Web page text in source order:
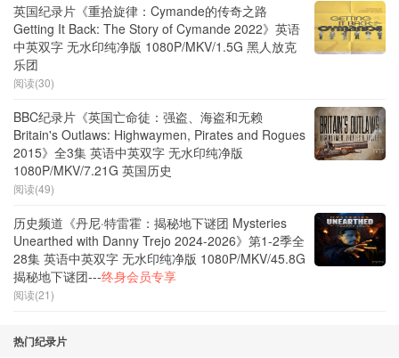
英国纪录片《重拾旋律：Cymande的传奇之路
Getting It Back: The Story of Cymande 2022》英语
中英双字 无水印纯净版 1080P/MKV/1.5G 黑人放克
乐团
阅读(30)
BBC纪录片《英国亡命徒：强盗、海盗和无赖
Britain's Outlaws: Highwaymen, Pirates and Rogues
2015》全3集 英语中英双字 无水印纯净版
1080P/MKV/7.21G 英国历史
阅读(49)
历史频道《丹尼·特雷霍：揭秘地下谜团 Mysteries
Unearthed with Danny Trejo 2024-2026》第1-2季全
28集 英语中英双字 无水印纯净版 1080P/MKV/45.8G
揭秘地下谜团---终身会员专享
阅读(21)
热门纪录片